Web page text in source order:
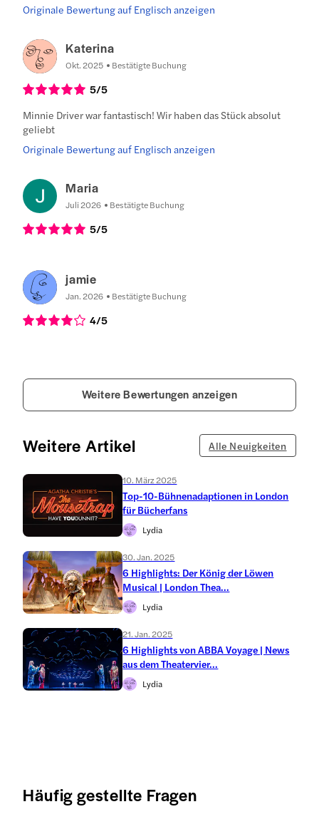
Originale Bewertung auf Englisch anzeigen
Katerina
Okt. 2025 Bestätigte Buchung
5/5
Minnie Driver war fantastisch! Wir haben das Stück absolut
geliebt
Originale Bewertung auf Englisch anzeigen
Maria
Juli 2026 Bestätigte Buchung
5/5
jamie
Jan. 2026 Bestätigte Buchung
4/5
Weitere Bewertungen anzeigen
Weitere Artikel Alle Neuigkeiten
10. März 2025
Top-10-Bühnenadaptionen in London
für Bücherfans
Lydia
30. Jan. 2025
6 Highlights: Der König der Löwen
Musical | London Thea...
Lydia
21. Jan. 2025
6 Highlights von ABBA Voyage | News
aus dem Theatervier...
Lydia
Häufig gestellte Fragen